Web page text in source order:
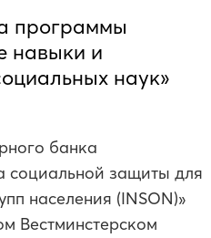
программы
навыки и
наук»
банка
социальной защиты для
населения (INSON)»
Вестминстерском